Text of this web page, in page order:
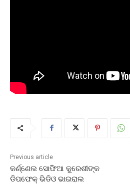
Previous article
କର୍ଣ୍ଣେଲ ସୋଫିଆ କୁରେଶୀଙ୍କ
ଡିପଫେକ୍ ଭିଡିଓ ଭାଇରାଲ